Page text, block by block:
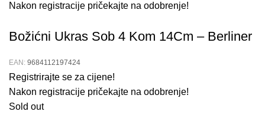
Nakon registracije pričekajte na odobrenje!
Božićni Ukras Sob 4 Kom 14Cm – Berliner
EAN: 9684112197424
Registrirajte se za cijene!
Nakon registracije pričekajte na odobrenje!
Sold out